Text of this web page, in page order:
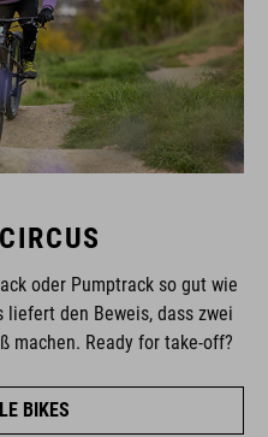
oder Pumptrack so gut wie
liefert den Beweis, dass zwei
machen. Ready for take-off?
BIKES